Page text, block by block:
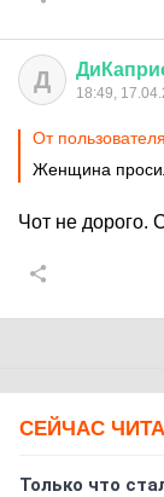
Д 18:49,
От пользователя
Женщина
Чот не дорого.
СЕЙЧАС
Только что